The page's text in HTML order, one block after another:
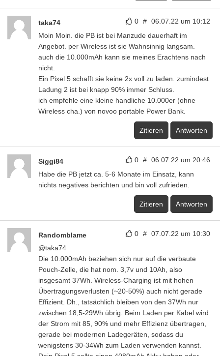
0 # 06.07.22 um 10:12
taka74
Moin Moin. die PB ist bei Manzude dauerhaft im
Angebot. per Wireless ist sie Wahnsinnig langsam.
auch die 10.000mAh kann sie meines Erachtens nach
nicht.
Ein Pixel 5 schafft sie keine 2x voll zu laden. zumindest
Ladung 2 ist bei knapp 90% immer Schluss.
ich empfehle eine kleine handliche 10.000er (ohne
Wireless cha.) von novoo portable Power Bank.
Zitieren Antworten
0 # 06.07.22 um 20:46
Siggi84
Habe die PB jetzt ca. 5-6 Monate im Einsatz, kann
nichts negatives berichten und bin voll zufrieden.
Zitieren Antworten
0 # 07.07.22 um 10:30
Randomblame
@taka74
Die 10.000mAh beziehen sich nur auf die verbaute
Pouch-Zelle, die hat nom. 3,7v und 10Ah, also
insgesamt 37Wh. Wireless-Charging ist mit hohen
Übertragungsverlusten (~20-50%) auch nicht gerade
Effizient. Dh., tatsächlich bleiben von den 37Wh nur
zwischen 18,5-29Wh übrig. Beim Laden per Kabel wird
der Strom mit 85, 90% und mehr Effizienz übertragen,
gerade bei modernen Ladegeräten, sodass du
wenigstens 30-34Wh zum Laden verwenden kannst.